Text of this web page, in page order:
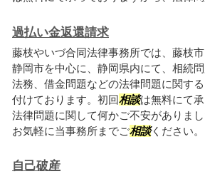
過払い金返還請求
藤枝やいづ合同法律事務所では、藤枝市
静岡市を中心に、静岡県内にて、相続
法務、借金問題などの法律問題に関す
付けております。初回相談は無料にて
法律問題に関して何かご不安がありま
お気軽に当事務所までご相談ください
自己破産